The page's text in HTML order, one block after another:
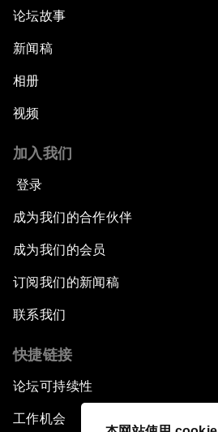
论坛故事
新闻稿
相册
视频
加入我们
登录
成为我们的合作伙伴
成为我们的会员
订阅我们的新闻稿
联系我们
快捷链接
论坛可持续性
工作机会